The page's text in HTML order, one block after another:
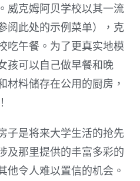
威克姆阿贝学校以其一流
阅此处的示例菜单），克
吃午餐。为了更真实地模
孩可以自己做早餐和晚
材料储存在公用的厨房，
子是将来大学生活的抢先
及那里提供的丰富多彩的
他令人难以置信的机会。